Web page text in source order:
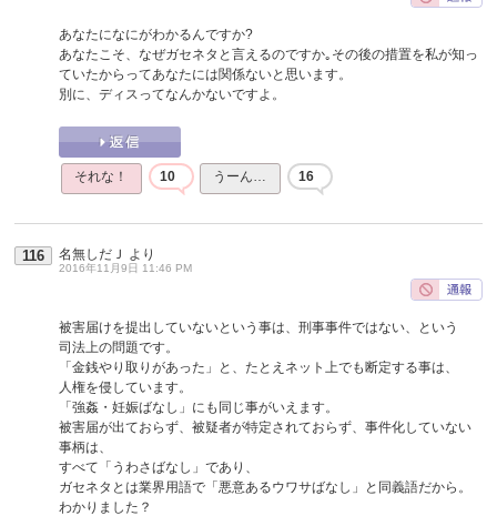
あなたになにがわかるんですか?
あなたこそ、なぜガセネタと言えるのですか｡その後の措置を私が知っ
ていたからってあなたには関係ないと思います。
別に、ディスってなんかないですよ。
それな！ 10 うーん… 16
116 名無しだＪ より
2016年11月9日 11:46 PM
被害届けを提出していないという事は、刑事事件ではない、という
司法上の問題です。
「金銭やり取りがあった」と、たとえネット上でも断定する事は、
人権を侵しています。
「強姦・妊娠ばなし」にも同じ事がいえます。
被害届が出ておらず、被疑者が特定されておらず、事件化していない
事柄は、
すべて「うわさばなし」であり、
ガセネタとは業界用語で「悪意あるウワサばなし」と同義語だから。
わかりました？